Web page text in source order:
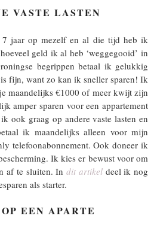
VASTE LASTEN
jaar op mezelf en al die tijd heb ik
geld ik al heb ‘weggegooid’ in
begrippen betaal ik gelukkig
fijn, want zo kan ik sneller sparen! Ik
maandelijks €1000 of meer kwijt zijn
amper sparen voor een appartement
ook graag op andere vaste lasten en
ik maandelijks alleen voor mijn
telefoonabonnement. Ook doneer ik
Ik kies er bewust voor om
af te sluiten. Indit artikeldeel ik nog
als starter.
EEN APARTE